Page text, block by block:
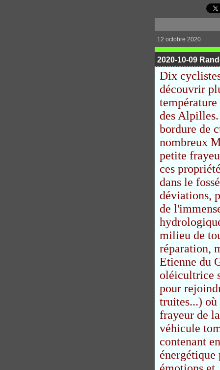
12 octobre 2020
2020-10-09
Dix
découvrir
des
bordure de
nombreux
petite
ces
dans le
déviations,
de
milieu de
réparation,
Etienne du
oléicultrice
pour
truites...)
frayeur de
véhicule
contenant